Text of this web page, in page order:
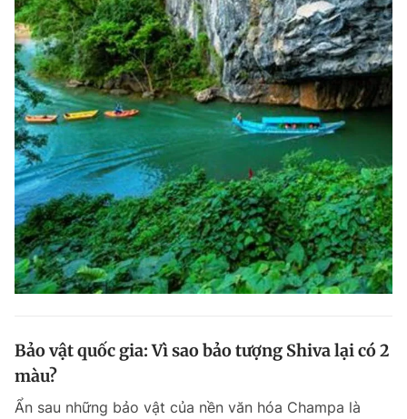
Bảo vật quốc gia: Vì sao bảo tượng Shiva lại có 2
màu?
Ẩn sau những bảo vật của nền văn hóa Champa là